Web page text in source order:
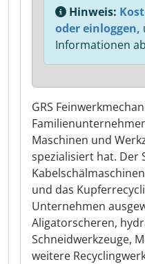
GRS
Maschinen und
spezialisiert hat. Der
und das
Unternehmen
Aligatorscheren,
Schneidwerkzeuge,
weitere
Hinweis:
oder einloggen,
Informationen